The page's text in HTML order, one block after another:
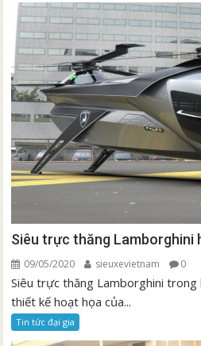
Siêu trực thăng Lamborghini
09/05/2020 sieuxevietnam 0
Siêu trực thăng Lamborghini trong
thiết kế hoạt họa của...
Tin tức đại gia